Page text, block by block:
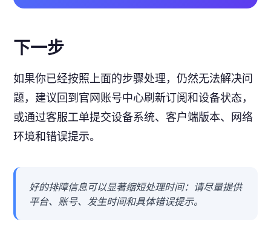
下一步
如果你已经按照上面的步骤处理，仍然无法解决问
题，建议回到官网账号中心刷新订阅和设备状态，
或通过客服工单提交设备系统、客户端版本、网络
环境和错误提示。
好的排障信息可以显著缩短处理时间：请尽量提供
平台、账号、发生时间和具体错误提示。